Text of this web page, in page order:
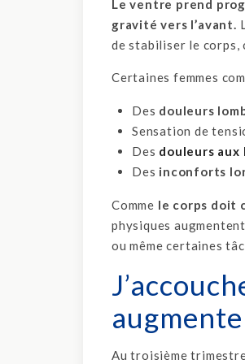
Le ventre prend
gravité vers l’avant.
de stabiliser le corps,
Certaines femmes
Des douleurs
Sensation de
Des douleurs aux
Des inconforts
Comme le corps doit
physiques
ou même certaines
Au troisième